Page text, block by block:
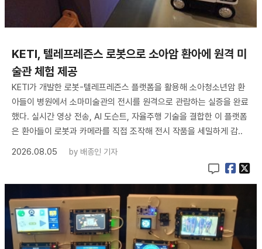
KETI, 텔레프레즌스 로봇으로 소아암 환아에 원격 미
술관 체험 제공
KETI가 개발한 로봇-텔레프레즌스 플랫폼을 활용해 소아청소년암 환
아들이 병원에서 소마미술관의 전시를 원격으로 관람하는 실증을 완료
했다. 실시간 영상 전송, AI 도슨트, 자율주행 기술을 결합한 이 플랫폼
은 환아들이 로봇과 카메라를 직접 조작해 전시 작품을 세밀하게 감..
2026.08.05
by 배종인 기자